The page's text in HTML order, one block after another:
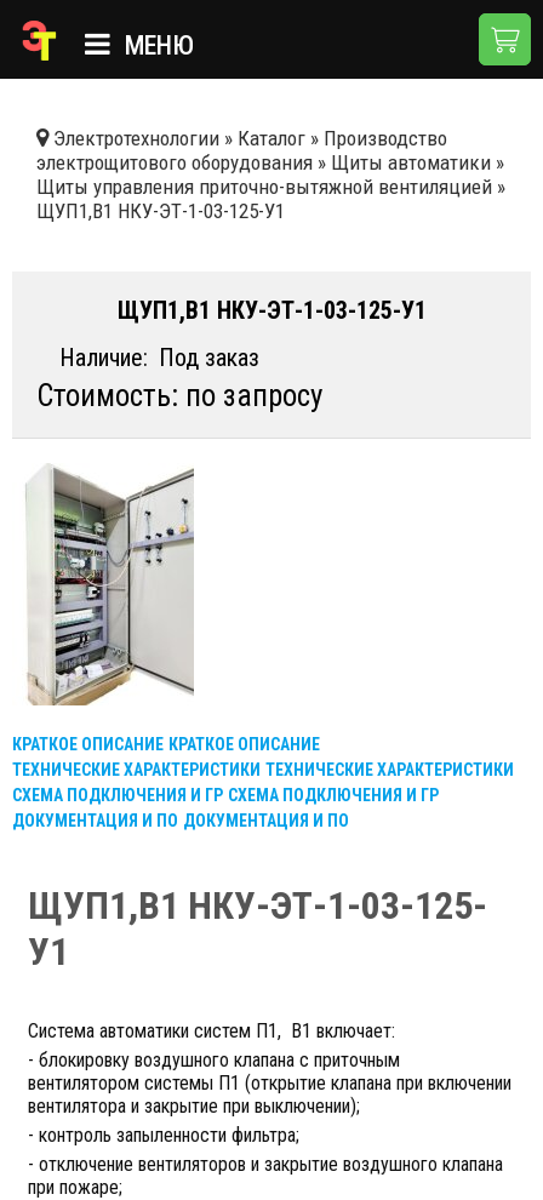
МЕНЮ
КАТАЛОГ
О КОМПАНИИ
НОВОСТИ
ДОСТАВКА И ОПЛАТА
Электротехнологии » Каталог » Производство
электрощитового оборудования » Щиты автоматики »
Щиты управления приточно-вытяжной вентиляцией »
ЩУП1,В1 НКУ-ЭТ-1-03-125-У1
ЩУП1,В1 НКУ-ЭТ-1-03-125-У1
Наличие: Под заказ
Стоимость: по запросу
КРАТКОЕ ОПИСАНИЕ КРАТКОЕ ОПИСАНИЕ
ТЕХНИЧЕСКИЕ ХАРАКТЕРИСТИКИ ТЕХНИЧЕСКИЕ ХАРАКТЕРИСТИКИ
СХЕМА ПОДКЛЮЧЕНИЯ И ГР СХЕМА ПОДКЛЮЧЕНИЯ И ГР
ДОКУМЕНТАЦИЯ И ПО ДОКУМЕНТАЦИЯ И ПО
ЩУП1,В1 НКУ-ЭТ-1-03-125-
У1
Система автоматики систем П1, В1 включает:
- блокировку воздушного клапана с приточным
вентилятором системы П1 (открытие клапана при включении
вентилятора и закрытие при выключении);
- контроль запыленности фильтра;
- отключение вентиляторов и закрытие воздушного клапана
при пожаре;